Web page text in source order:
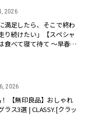
2026
満足したら、そこで終わ
り続けたい」【スペシャ
食べて寝て待て ～早春の
2026
【無印良品】おしゃれ
ス3選 | CLASSY.[クラッ